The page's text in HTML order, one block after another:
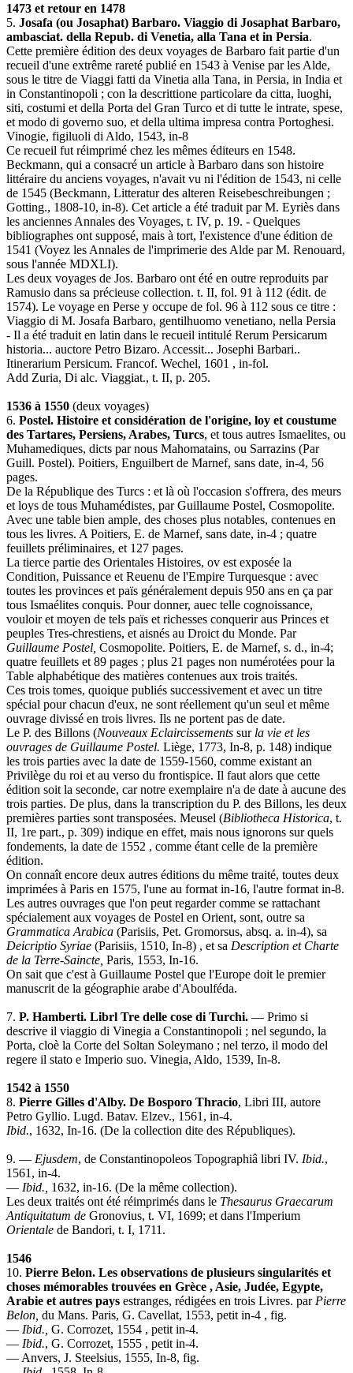
1473 et retour en 1478
5. Josafa (ou Josaphat) Barbaro. Viaggio di Josaphat Barbaro,
ambasciat. della Repub. di Venetia, alla Tana et in Persia.
Cette première édition des deux voyages de Barbaro fait partie d'un
recueil d'une extrême rareté publié en 1543 à Venise par les Alde,
sous le titre de Viaggi fatti da Vinetia alla Tana, in Persia, in India et
in Constantinopoli ; con la descrittione particolare da citta, luoghi,
siti, costumi et della Porta del Gran Turco et di tutte le intrate, spese,
et modo di governo suo, et della ultima impresa contra Portoghesi.
Vinogie, figiluoli di Aldo, 1543, in-8
Ce recueil fut réimprimé chez les mêmes éditeurs en 1548.
Beckmann, qui a consacré un article à Barbaro dans son histoire
littéraire du anciens voyages, n'avait vu ni l'édition de 1543, ni celle
de 1545 (Beckmann, Litteratur des alteren Reisebeschreibungen ;
Gotting., 1808-10, in-8). Cet article a été traduit par M. Eyriès dans
les anciennes Annales des Voyages, t. IV, p. 19. - Quelques
bibliographes ont supposé, mais à tort, l'existence d'une édition de
1541 (Voyez les Annales de l'imprimerie des Alde par M. Renouard,
sous l'année MDXLI).
Les deux voyages de Jos. Barbaro ont été en outre reproduits par
Ramusio dans sa précieuse collection. t. II, fol. 91 à 112 (édit. de
1574). Le voyage en Perse y occupe de fol. 96 à 112 sous ce titre :
Viaggio di M. Josafa Barbaro, gentilhuomo venetiano, nella Persia
- Il a été traduit en latin dans le recueil intitulé Rerum Persicarum
historia... auctore Petro Bizaro. Accessit... Josephi Barbari..
Itinerarium Persicum. Francof. Wechel, 1601 , in-fol.
Add Zuria, Di alc. Viaggiat., t. II, p. 205.
1536 à 1550 (deux voyages)
6. Postel. Histoire et considération de l'origine, loy et coustume
des Tartares, Persiens, Arabes, Turcs, et tous autres Ismaelites, ou
Muhamediques, dicts par nous Mahomatains, ou Sarrazins (Par
Guill. Postel). Poitiers, Enguilbert de Marnef, sans date, in-4, 56
pages.
De la République des Turcs : et là où l'occasion s'offrera, des meurs
et loys de tous Muhamédistes, par Guillaume Postel, Cosmopolite.
Avec une table bien ample, des choses plus notables, contenues en
tous les livres. A Poitiers, E. de Marnef, sans date, in-4 ; quatre
feuillets préliminaires, et 127 pages.
La tierce partie des Orientales Histoires, ov est exposée la
Condition, Puissance et Reuenu de l'Empire Turquesque : avec
toutes les provinces et païs généralement depuis 950 ans en ça par
tous Ismaélites conquis. Pour donner, auec telle cognoissance,
vouloir et moyen de tels païs et richesses conquerir aus Princes et
peuples Tres-chrestiens, et aisnés au Droict du Monde. Par
Guillaume Postel, Cosmopolite. Poitiers, E. de Marnef, s. d., in-4;
quatre feuillets et 89 pages ; plus 21 pages non numérotées pour la
Table alphabétique des matières contenues aux trois traités.
Ces trois tomes, quoique publiés successivement et avec un titre
spécial pour chacun d'eux, ne sont réellement qu'un seul et même
ouvrage divissé en trois livres. Ils ne portent pas de date.
Le P. des Billons (Nouveaux Eclaircissements sur la vie et les
ouvrages de Guillaume Postel. Liège, 1773, In-8, p. 148) indique
les trois parties avec la date de 1559-1560, comme existant an
Privilège du roi et au verso du frontispice. Il faut alors que cette
édition soit la seconde, car notre exemplaire n'a de date à aucune des
trois parties. De plus, dans la transcription du P. des Billons, les deux
premières parties sont transposées. Meusel (Bibliotheca Historica, t.
II, 1re part., p. 309) indique en effet, mais nous ignorons sur quels
fondements, la date de 1552 , comme étant celle de la première
édition.
On connaît encore deux autres éditions du même traité, toutes deux
imprimées à Paris en 1575, l'une au format in-16, l'autre format in-8.
Les autres ouvrages que l'on peut regarder comme se rattachant
spécialement aux voyages de Postel en Orient, sont, outre sa
Grammatica Arabica (Parisiis, Pet. Gromorsus, absq. a. in-4), sa
Deicriptio Syriae (Parisiis, 1510, In-8) , et sa Description et Charte
de la Terre-Saincte, Paris, 1553, In-16.
On sait que c'est à Guillaume Postel que l'Europe doit le premier
manuscrit de la géographie arabe d'Aboulféda.
7. P. Hamberti. Librl Tre delle cose di Turchi. — Primo si
descrive il viaggio di Vinegia a Constantinopoli ; nel segundo, la
Porta, cloè la Corte del Soltan Soleymano ; nel terzo, il modo del
regere il stato e Imperio suo. Vinegia, Aldo, 1539, In-8.
1542 à 1550
8. Pierre Gilles d'Alby. De Bosporo Thracio, Libri III, autore
Petro Gyllio. Lugd. Batav. Elzev., 1561, in-4.
Ibid., 1632, In-16. (De la collection dite des Républiques).
9. — Ejusdem, de Constantinopoleos Topographiâ libri IV. Ibid.,
1561, in-4.
— Ibid., 1632, in-16. (De la même collection).
Les deux traités ont été réimprimés dans le Thesaurus Graecarum
Antiquitatum de Gronovius, t. VI, 1699; et dans l'Imperium
Orientale de Bandori, t. I, 1711.
1546
10. Pierre Belon. Les observations de plusieurs singularités et
choses mémorables trouvées en Grèce , Asie, Judée, Egypte,
Arabie et autres pays estranges, rédigées en trois Livres. par Pierre
Belon, du Mans. Paris, G. Cavellat, 1553, petit in-4 , fig.
— Ibid., G. Corrozet, 1554 , petit in-4.
— Ibid., G. Corrozet, 1555 , petit in-4.
— Anvers, J. Steelsius, 1555, In-8, fig.